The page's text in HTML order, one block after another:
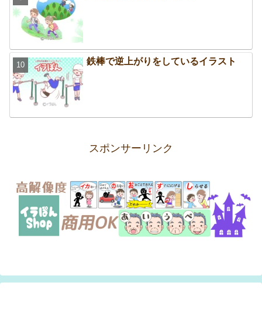
鉄棒で逆上がりをしているイラスト
スポンサーリンク